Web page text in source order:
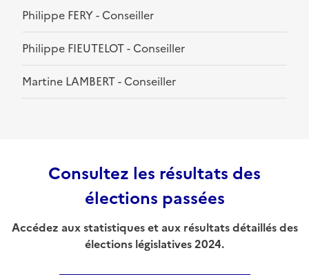
Philippe FERY - Conseiller
Philippe FIEUTELOT - Conseiller
Martine LAMBERT - Conseiller
Consultez les résultats des
élections passées
Accédez aux statistiques et aux résultats détaillés des
élections législatives 2024.